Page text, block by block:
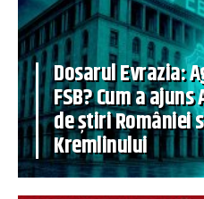
Dosarul Evrazia:
FSB? Cum a
de știri României
Kremlinului